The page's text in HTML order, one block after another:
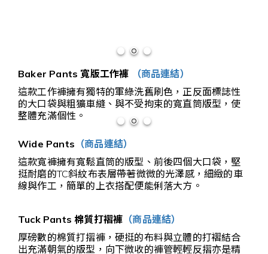
Baker Pants 寬版工作褲
（商品連結）
這款工作褲擁有獨特的軍綠洗舊刷色，正反面標誌性
的大口袋與粗獷車縫、與不受拘束的寬直筒版型，使
整體充滿個性。
Wide Pants （商品連結）
這款寬褲擁有寬鬆直筒的版型、前後四個大口袋，堅
挺耐磨的TC斜紋布表層帶著微微的光澤感，細緻的車
線與作工，簡單的上衣搭配便能俐落大方。
Tuck Pants 棉質打褶褲 （商品連結）
厚磅數的棉質打摺褲，硬挺的布料與立體的打褶結合
出充滿朝氣的版型，向下微收的褲管輕輕反摺亦是精